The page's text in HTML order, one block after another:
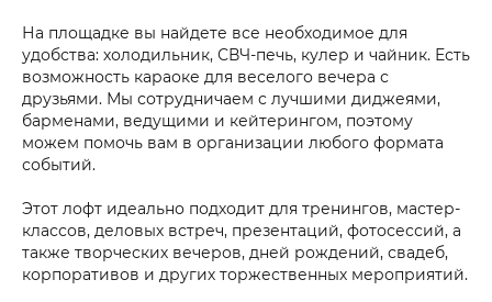
На площадке вы найдете все необходимое для
удобства: холодильник, СВЧ-печь, кулер и чайник. Есть
возможность караоке для веселого вечера с
друзьями. Мы сотрудничаем с лучшими диджеями,
барменами, ведущими и кейтерингом, поэтому
можем помочь вам в организации любого формата
событий.
Этот лофт идеально подходит для тренингов, мастер-
классов, деловых встреч, презентаций, фотосессий, а
также творческих вечеров, дней рождений, свадеб,
корпоративов и других торжественных мероприятий.